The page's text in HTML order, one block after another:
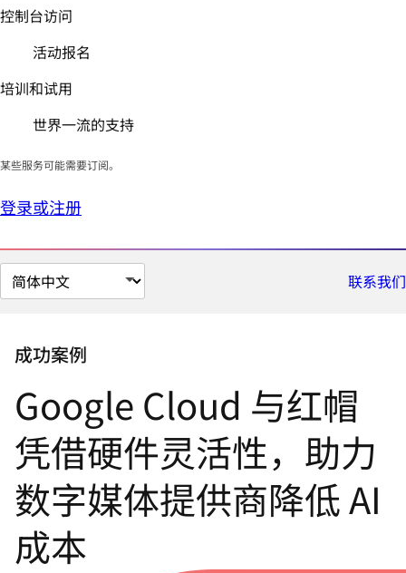
控制台访问
活动报名
培训和试用
世界一流的支持
某些服务可能需要订阅。
登录或注册
切
换
联系我们
成功案例
Google Cloud 与红帽
凭借硬件灵活性，助力
数字媒体提供商降低 AI
成本